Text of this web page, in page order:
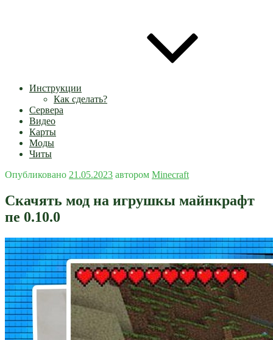
Инструкции
Как сделать?
Сервера
Видео
Карты
Моды
Читы
Опубликовано 21.05.2023 автором Minecraft
Скачять мод на игрушкы майнкрафт
пе 0.10.0